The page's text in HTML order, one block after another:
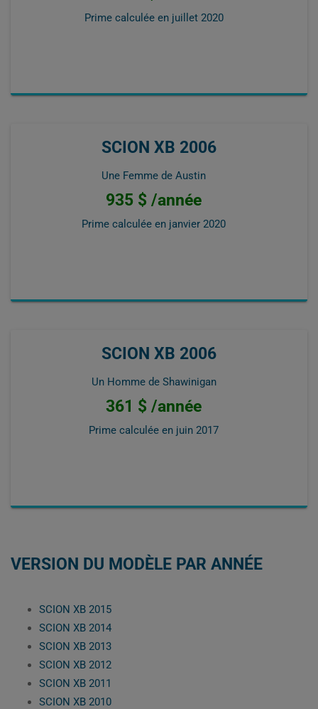
Prime calculée en juillet 2020
SCION XB 2006
Une Femme de Austin
935 $ /année
Prime calculée en janvier 2020
SCION XB 2006
Un Homme de Shawinigan
361 $ /année
Prime calculée en juin 2017
VERSION DU MODÈLE PAR ANNÉE
SCION XB 2015
SCION XB 2014
SCION XB 2013
SCION XB 2012
SCION XB 2011
SCION XB 2010